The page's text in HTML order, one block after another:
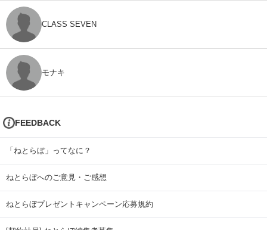
CLASS SEVEN
モナキ
FEEDBACK
「ねとらぼ」ってなに？
ねとらぼへのご意見・ご感想
ねとらぼプレゼントキャンペーン応募規約